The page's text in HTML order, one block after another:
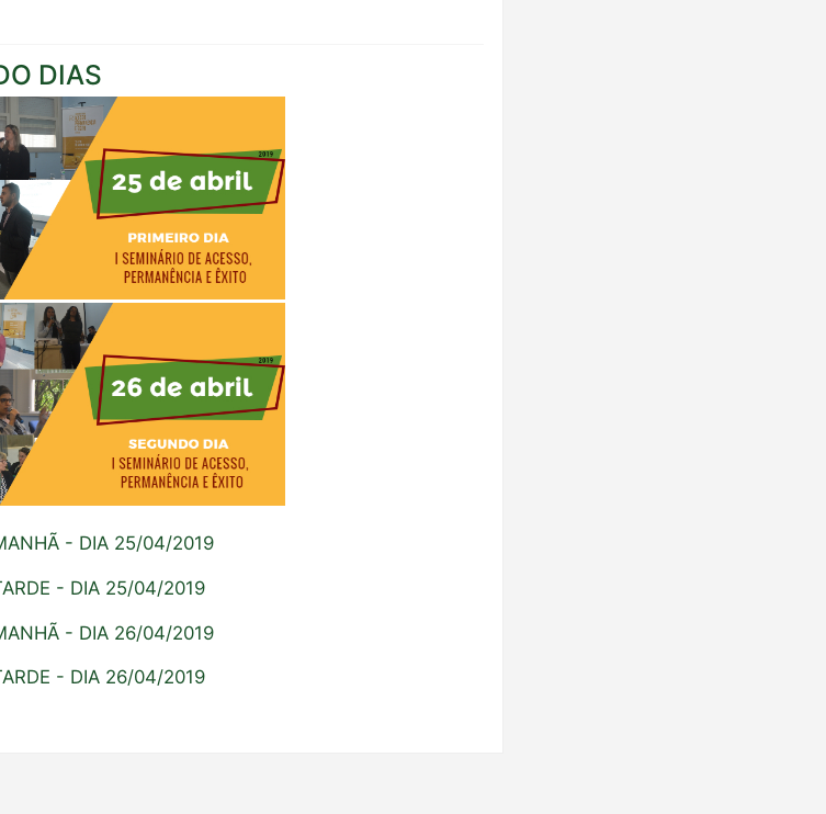
DIAS
- DIA 25/04/2019
- DIA 25/04/2019
- DIA 26/04/2019
- DIA 26/04/2019